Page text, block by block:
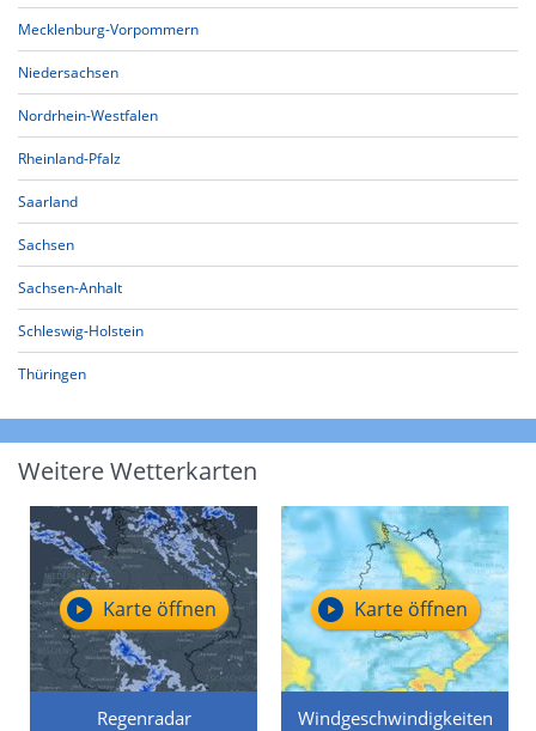
Mecklenburg-Vorpommern
Niedersachsen
Nordrhein-Westfalen
Rheinland-Pfalz
Saarland
Sachsen
Sachsen-Anhalt
Schleswig-Holstein
Thüringen
Weitere Wetterkarten
Regenradar
Karte öffnen
Windgeschwindigkeiten
Karte öffnen